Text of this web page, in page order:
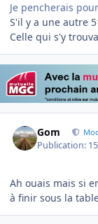
Je pencherais
S'il y a une autre
Celle qui s'y
Gom
Publication:
Ah ouais mais si
à finir sous la